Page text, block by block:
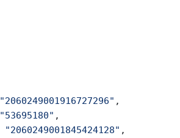
"2060249001916727296" ,
"53695180" ,
"2060249001845424128" ,